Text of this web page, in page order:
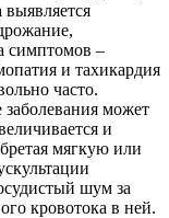
симптомов –
и тахикардия
часто.
может
и
мягкую или
шум за
кровотока в ней.